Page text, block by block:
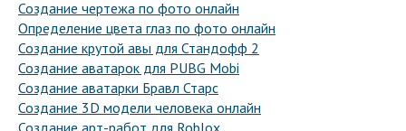
Создание чертежа по фото онлайн
Определение цвета глаз по фото онлайн
Создание крутой авы для Стандофф 2
Создание аватарок для PUBG Mobi
Создание аватарки Бравл Старс
Создание 3D модели человека онлайн